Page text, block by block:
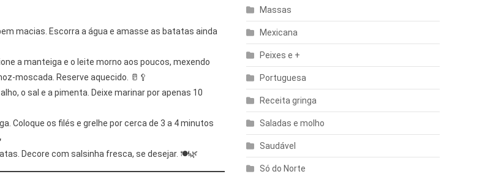
macias. Escorra a água e amasse as batatas ainda
a manteiga e o leite morno aos poucos, mexendo
moscada. Reserve aquecido. 🥛🥄
o sal e a pimenta. Deixe marinar por apenas 10
Coloque os filés e grelhe por cerca de 3 a 4 minutos
Decore com salsinha fresca, se desejar. 🍽️🌿
Massas
Mexicana
Peixes e +
Portuguesa
Receita gringa
Saladas e molho
Saudável
Só do Norte